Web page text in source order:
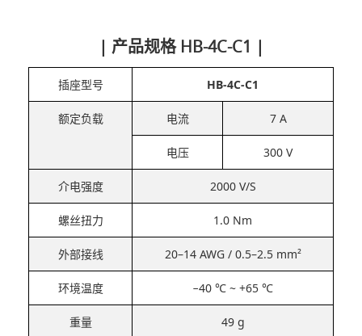
| 产品规格 HB-4C-C1 |
插座型号 HB-4C-C1
额定负载 电流 7 A
电压 300 V
介电强度 2000 V/S
螺丝扭力 1.0 Nm
外部接线 20–14 AWG / 0.5–2.5 mm²
环境温度 −40 ℃ ~ +65 ℃
重量 49 g